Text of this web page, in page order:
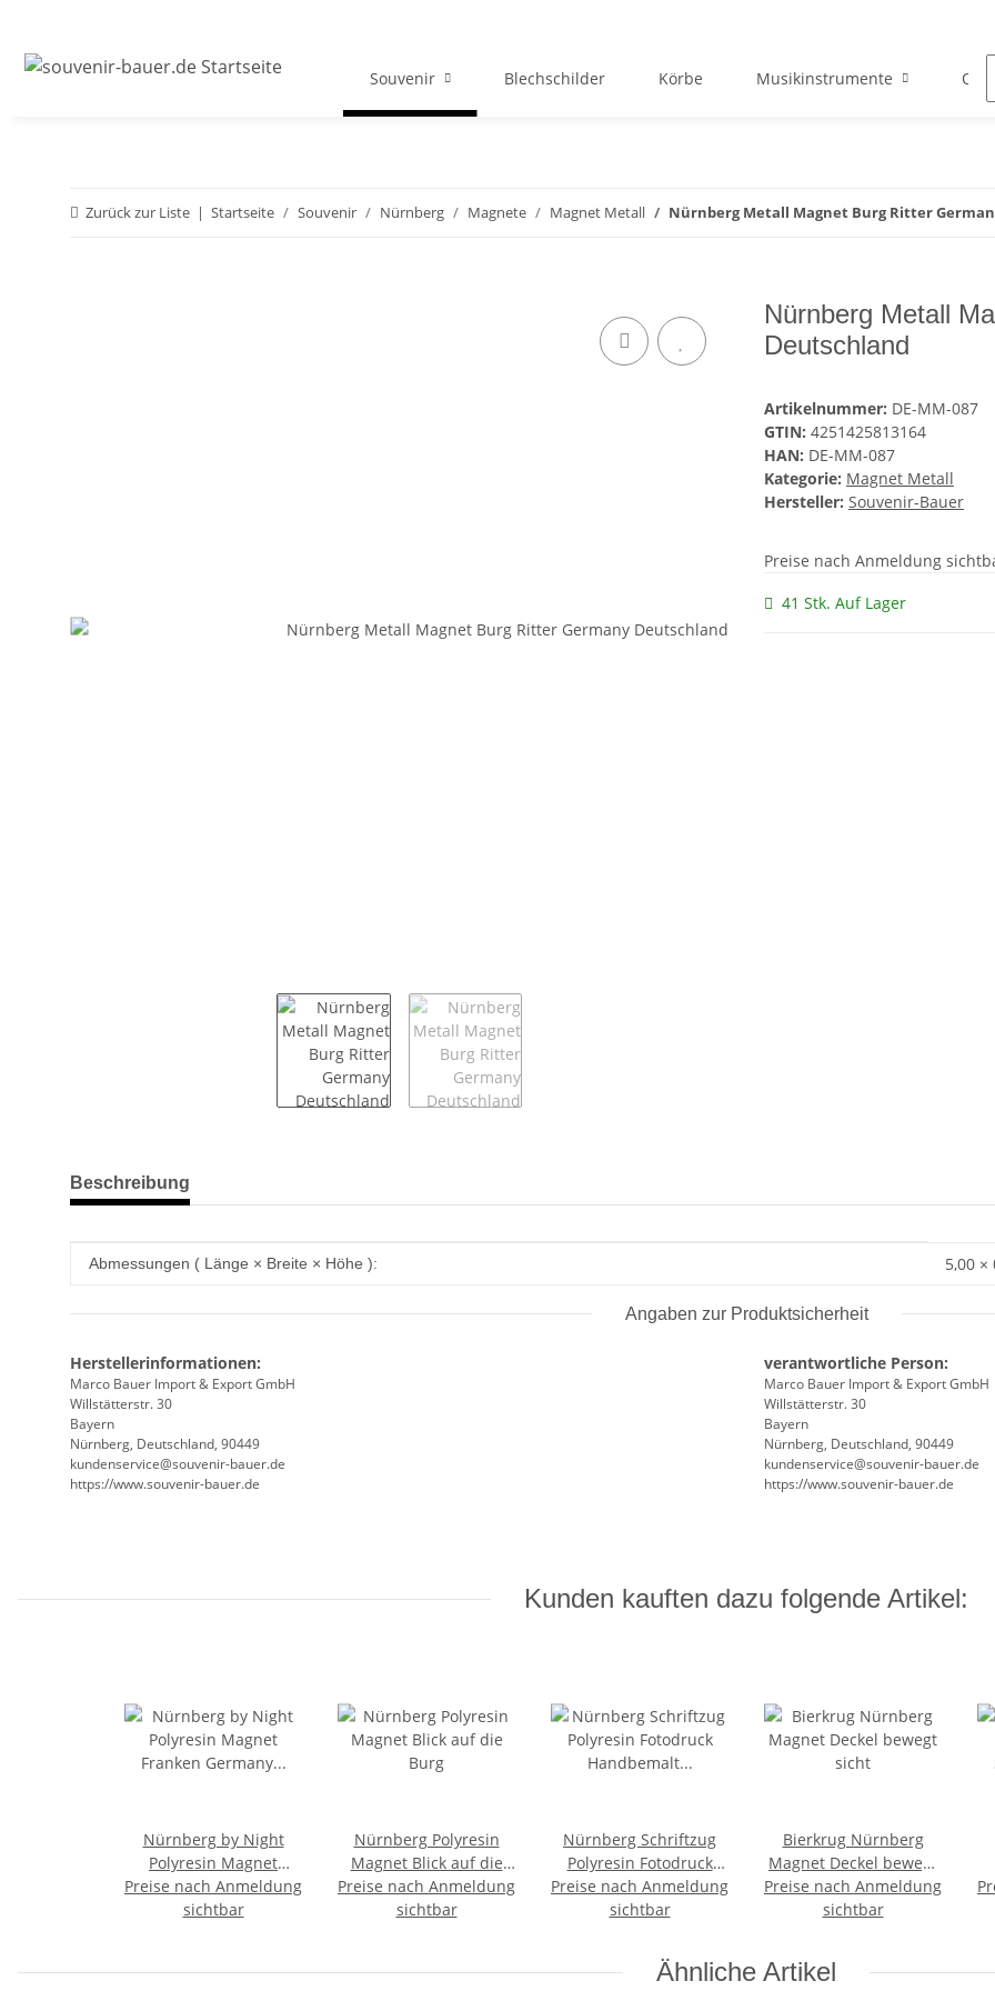
Souvenir Blechschilder Körbe Musikinstrumente
Zurück zur Liste Startseite Souvenir Nürnberg Magnete Magnet Metall Nürnberg Metall Magnet Burg Ritter
Nürnberg Metall
Deutschland
Artikelnummer: DE-MM-087
GTIN: 4251425813164
HAN: DE-MM-087
Kategorie: Magnet Metall
Hersteller: Souvenir-Bauer
Preise nach Anmeldung
41 Stk. Auf Lager
weitere Registerkarten anzeigen
Beschreibung
Produkteigenschaft
Wert
Abmessungen ( Länge × Breite × Höhe ): 5,00 ×
Angaben zur Produktsicherheit
Herstellerinformationen:
Marco Bauer Import & Export GmbH
Willstätterstr. 30
Bayern
Nürnberg, Deutschland, 90449
kundenservice@souvenir-bauer.de
https://www.souvenir-bauer.de
verantwortliche Person:
Marco Bauer Import & Export GmbH
Willstätterstr. 30
Bayern
Nürnberg, Deutschland, 90449
kundenservice@souvenir-bauer.de
https://www.souvenir-bauer.de
Kunden kauften dazu folgende Artikel:
Nürnberg by Night
Polyresin Magnet
Franken Germany
Deutschland
Preise nach Anmeldung
sichtbar
Nürnberg Polyresin
Magnet Blick auf die
Burg
Preise nach Anmeldung
sichtbar
Nürnberg Schriftzug
Polyresin Fotodruck
Handbemalt Franken
Germany Deutschland
Preise nach Anmeldung
sichtbar
Bierkrug Nürnberg
Magnet Deckel bewegt
sicht
Preise nach Anmeldung
sichtbar
Ähnliche Artikel